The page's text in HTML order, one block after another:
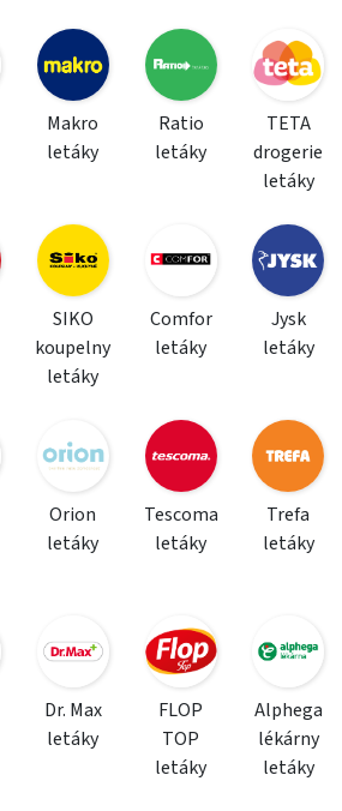
Makro
letáky
Ratio
letáky
TETA
drogerie
letáky
SIKO
koupelny
letáky
Comfor
letáky
Jysk
letáky
Orion
letáky
Tescoma
letáky
Trefa
letáky
Dr. Max
letáky
FLOP
TOP
letáky
Alphega
lékárny
letáky